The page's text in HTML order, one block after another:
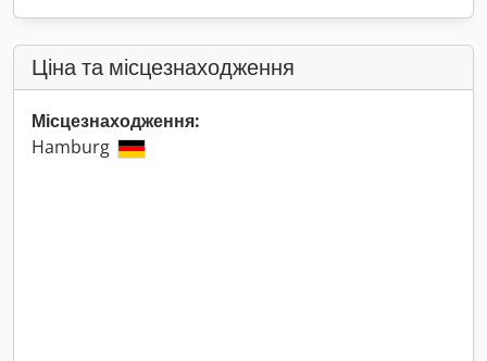
Ціна та місцезнаходження
Місцезнаходження:
Hamburg